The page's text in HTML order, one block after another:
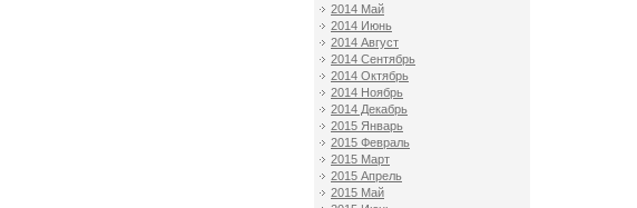
2014 Май
2014 Июнь
2014 Август
2014 Сентябрь
2014 Октябрь
2014 Ноябрь
2014 Декабрь
2015 Январь
2015 Февраль
2015 Март
2015 Апрель
2015 Май